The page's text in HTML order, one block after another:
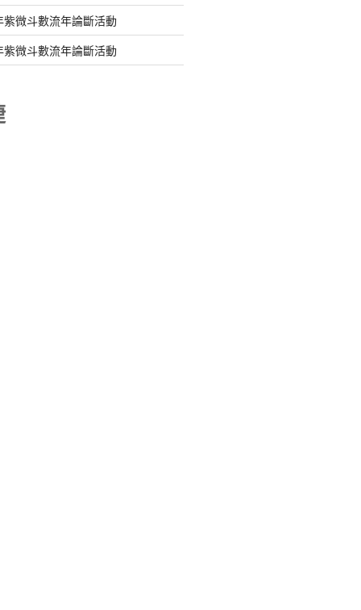
微斗數流年論斷活動
微斗數流年論斷活動